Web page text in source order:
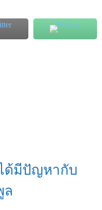
ด้มีปัญหากับ
ล